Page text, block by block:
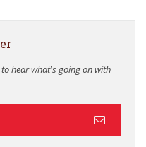
hear what's going on with